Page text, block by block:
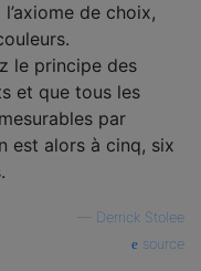
de choix,
le principe des
et que tous les
par
est alors à cinq, six
Derrick Stolee
source